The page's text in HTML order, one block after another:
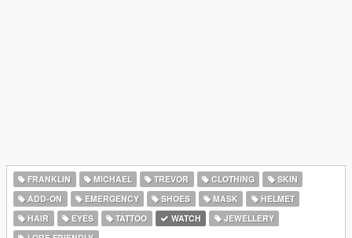
FRANKLIN MICHAEL TREVOR CLOTHING
SKIN
ADD-ON
EMERGENCY SHOES MASK
HELMET
HAIR
EYES TATTOO WATCH
JEWELLERY